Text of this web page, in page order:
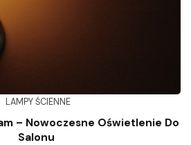
LAMPY ŚCIENNE
– Nowoczesne Oświetlenie Do
Salonu